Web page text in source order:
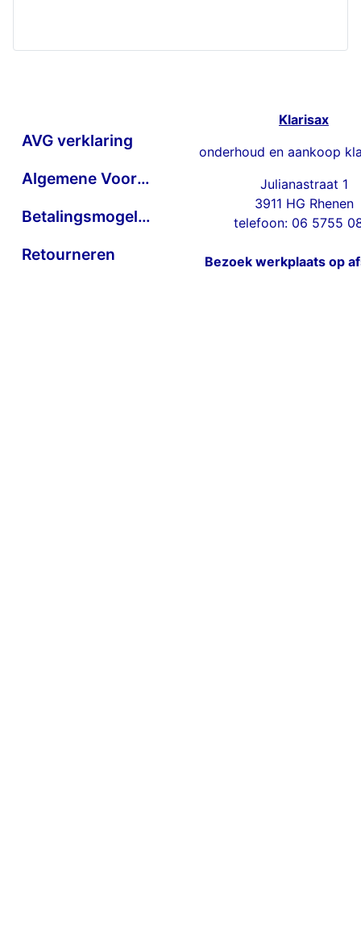
AVG verklaring
Algemene Voorwaarden
Betalingsmogelijkheden
Retourneren
Klarisax
onderhoud en aankoop
Julianastraat 1
3911 HG Rhenen
telefoon: 06 5755
Bezoek werkplaats op